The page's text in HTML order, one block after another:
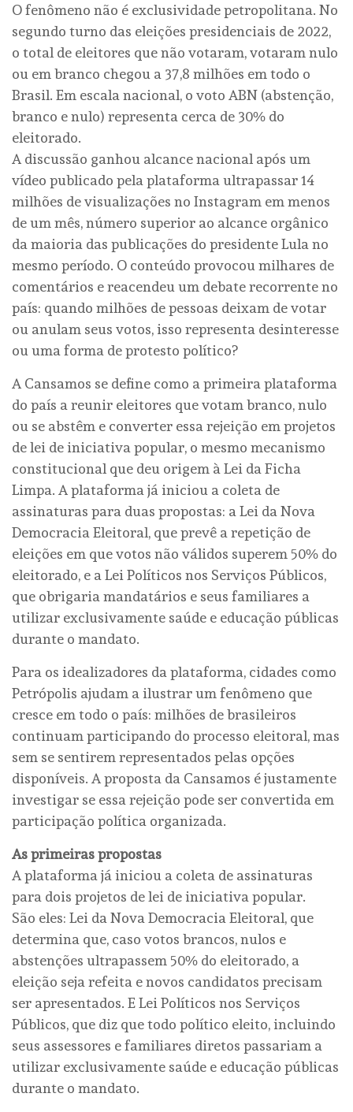
O fenômeno não é exclusividade petropolitana. No
segundo turno das eleições presidenciais de 2022,
o total de eleitores que não votaram, votaram nulo
ou em branco chegou a 37,8 milhões em todo o
Brasil. Em escala nacional, o voto ABN (abstenção,
branco e nulo) representa cerca de 30% do
eleitorado.
A discussão ganhou alcance nacional após um
vídeo publicado pela plataforma ultrapassar 14
milhões de visualizações no Instagram em menos
de um mês, número superior ao alcance orgânico
da maioria das publicações do presidente Lula no
mesmo período. O conteúdo provocou milhares de
comentários e reacendeu um debate recorrente no
país: quando milhões de pessoas deixam de votar
ou anulam seus votos, isso representa desinteresse
ou uma forma de protesto político?
A Cansamos se define como a primeira plataforma
do país a reunir eleitores que votam branco, nulo
ou se abstêm e converter essa rejeição em projetos
de lei de iniciativa popular, o mesmo mecanismo
constitucional que deu origem à Lei da Ficha
Limpa. A plataforma já iniciou a coleta de
assinaturas para duas propostas: a Lei da Nova
Democracia Eleitoral, que prevê a repetição de
eleições em que votos não válidos superem 50% do
eleitorado, e a Lei Políticos nos Serviços Públicos,
que obrigaria mandatários e seus familiares a
utilizar exclusivamente saúde e educação públicas
durante o mandato.
Para os idealizadores da plataforma, cidades como
Petrópolis ajudam a ilustrar um fenômeno que
cresce em todo o país: milhões de brasileiros
continuam participando do processo eleitoral, mas
sem se sentirem representados pelas opções
disponíveis. A proposta da Cansamos é justamente
investigar se essa rejeição pode ser convertida em
participação política organizada.
As primeiras propostas
A plataforma já iniciou a coleta de assinaturas
para dois projetos de lei de iniciativa popular.
São eles: Lei da Nova Democracia Eleitoral, que
determina que, caso votos brancos, nulos e
abstenções ultrapassem 50% do eleitorado, a
eleição seja refeita e novos candidatos precisam
ser apresentados. E Lei Políticos nos Serviços
Públicos, que diz que todo político eleito, incluindo
seus assessores e familiares diretos passariam a
utilizar exclusivamente saúde e educação públicas
durante o mandato.